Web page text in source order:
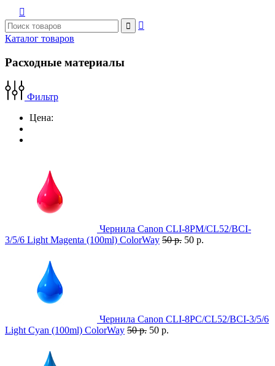



Каталог товаров
Расходные материалы
Фильтр
Цена:
Чернила Canon CLI-8PM/CL52/BCI-
3/5/6 Light Magenta (100ml) ColorWay 50 р. 50 р.
Чернила Canon CLI-8PС/CL52/BCI-3/5/6
Light Cyan (100ml) ColorWay 50 р. 50 р.